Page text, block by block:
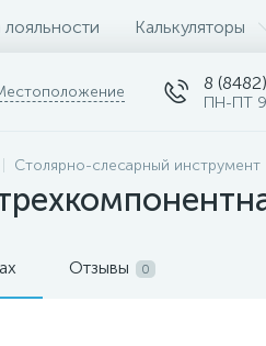
Калькуляторы
8 (8482)
ПН-ПТ
Столярно-слесарный инструмент
Отзывы 0